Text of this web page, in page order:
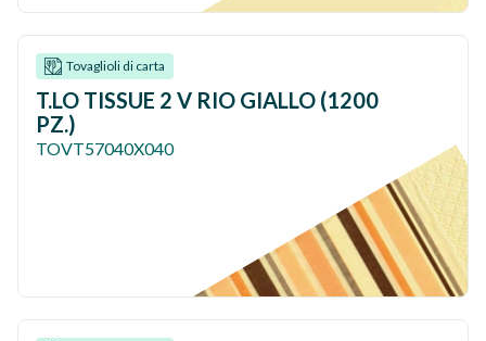
Tovaglioli di carta
T.LO TISSUE 2 V RIO GIALLO (1200
PZ.)
TOVT57040X040